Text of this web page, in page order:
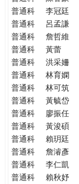
普通科
李冠廷
普通科
呂孟謙
普通科
詹哲維
普通科
黃蕾
普通科
洪采姍
普通科
林育嫻
普通科
林可筑
普通科
黃毓岱
普通科
廖振任
普通科
黃浚碩
普通科
賴玥廷
普通科
詹濬彥
普通科
李仁凱
普通科
賴秋妤